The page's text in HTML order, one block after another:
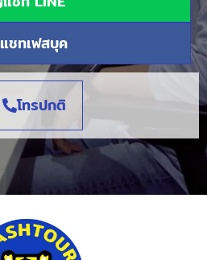
แชทเฟสบุค
โทรปกติ